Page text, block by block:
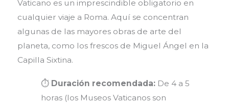
Vaticano es un imprescindible obligatorio en
cualquier viaje a Roma. Aquí se concentran
algunas de las mayores obras de arte del
planeta, como los frescos de Miguel Ángel en la
Capilla Sixtina.
⏱️ Duración recomendada: De 4 a 5
horas (los Museos Vaticanos son